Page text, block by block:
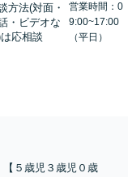
方法(対面・
・ビデオな
は応相談
営業時間：0
9:00~17:00
（平日）
【５歳児３歳児０歳